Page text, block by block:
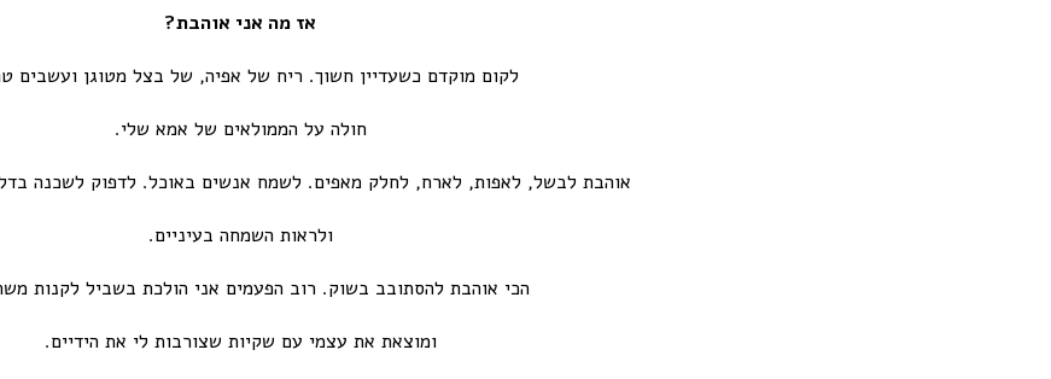
אז מה אני אוהבת?
לקום מוקדם כשעדיין חשוך. ריח של אפיה, של בצל מטוגן ועשבים
חולה על הממולאים של אמא שלי.
אוהבת לבשל, לאפות, לארח, לחלק מאפים. לשמח אנשים באוכל. לדפוק לשכנה
ולראות השמחה בעיניים.
הכי אוהבת להסתובב בשוק. רוב הפעמים אני הולכת בשביל לקנות
ומוצאת את עצמי עם שקיות שצורבות לי את הידיים.